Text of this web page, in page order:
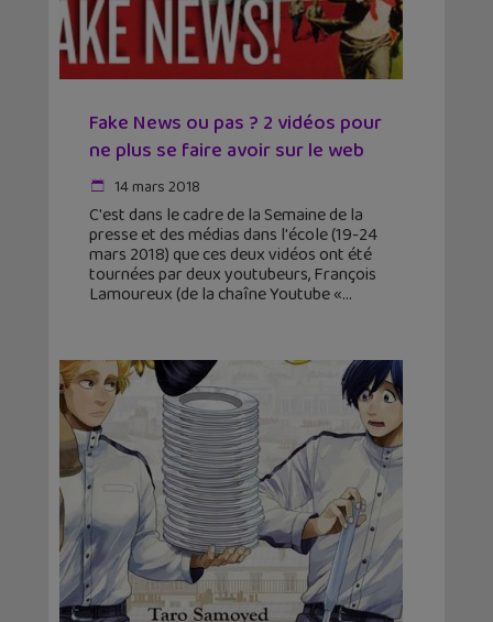
Fake News ou pas ? 2 vidéos pour
ne plus se faire avoir sur le web
14 mars 2018
C'est dans le cadre de la Semaine de la
presse et des médias dans l'école (19-24
mars 2018) que ces deux vidéos ont été
tournées par deux youtubeurs, François
Lamoureux (de la chaîne Youtube «